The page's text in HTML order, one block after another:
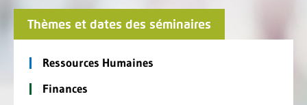
Thèmes et dates des séminaires
Ressources Humaines
Finances